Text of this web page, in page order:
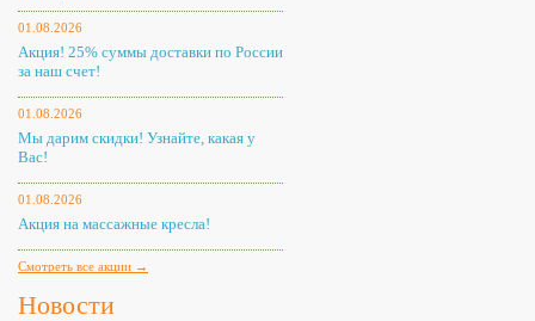
01.08.2026
Акция! 25% суммы доставки по России
за наш счет!
01.08.2026
Мы дарим скидки! Узнайте, какая у
Вас!
01.08.2026
Акция на массажные кресла!
Смотреть все акции →
Новости